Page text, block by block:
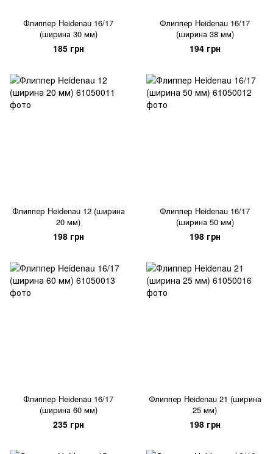
Флиппер Heidenau 16/17
(ширина 30 мм)
185 грн
Флиппер Heidenau 16/17
(ширина 38 мм)
194 грн
Флиппер Heidenau 12 (ширина
20 мм)
198 грн
Флиппер Heidenau 16/17
(ширина 50 мм)
198 грн
Флиппер Heidenau 16/17
(ширина 60 мм)
235 грн
Флиппер Heidenau 21 (ширина
25 мм)
198 грн